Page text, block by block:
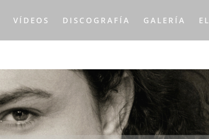
VÍDEOS DISCOGRAFÍA GALERÍA